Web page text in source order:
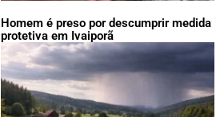
Homem é preso por descumprir medida
protetiva em Ivaiporã